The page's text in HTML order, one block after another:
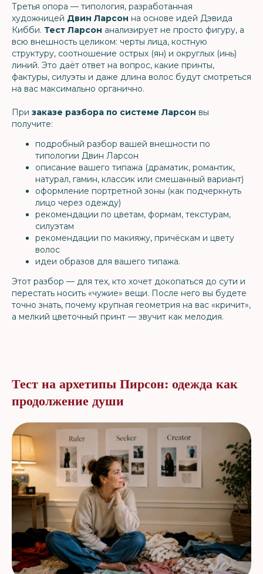
Третья опора — типология, разработанная
художницей Двин Ларсон на основе идей Дэвида
Кибби. Тест Ларсон анализирует не просто фигуру, а
всю внешность целиком: черты лица, костную
структуру, соотношение острых (ян) и округлых (инь)
линий. Это даёт ответ на вопрос, какие принты,
фактуры, силуэты и даже длина волос будут смотреться
на вас максимально органично.
При заказе разбора по системе Ларсон вы
получите:
подробный разбор вашей внешности по
типологии Двин Ларсон
описание вашего типажа (драматик, романтик,
натурал, гамин, классик или смешанный вариант)
оформление портретной зоны (как подчеркнуть
лицо через одежду)
рекомендации по цветам, формам, текстурам,
силуэтам
рекомендации по макияжу, причёскам и цвету
волос
идеи образов для вашего типажа.
Этот разбор — для тех, кто хочет докопаться до сути и
перестать носить «чужие» вещи. После него вы будете
точно знать, почему крупная геометрия на вас «кричит»,
а мелкий цветочный принт — звучит как мелодия.
Тест на архетипы Пирсон: одежда как
продолжение души